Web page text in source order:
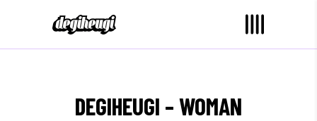
DEGIHEUGI – WOMAN